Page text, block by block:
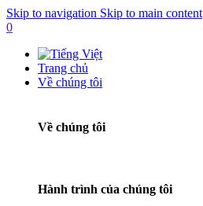
Skip to navigation Skip to main content
0
Trang chủ
Về chúng tôi
Về chúng tôi
Hành trình của chúng tôi